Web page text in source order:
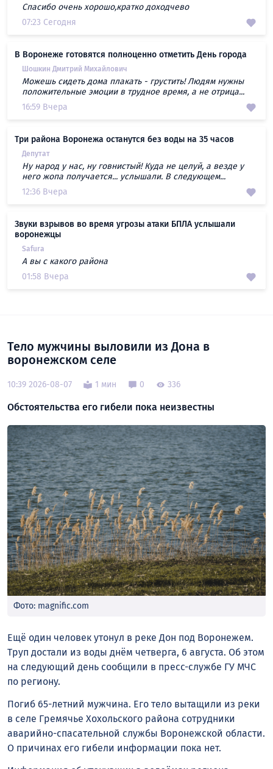
Спасибо очень хорошо,кратко доходчево
07:23 Сегодня
В Воронеже готовятся полноценно отметить День города
Шошкин Дмитрий Михайлович
Можешь сидеть дома плакать - грустить! Людям нужны
положительные эмоции в трудное время, а не отрица...
16:59 Вчера
Три района Воронежа останутся без воды на 35 часов
Депутат
Ну народ у нас, ну говнистый! Куда не целуй, а везде у
него жопа получается... услышали. В следующем...
12:36 Вчера
Звуки взрывов во время угрозы атаки БПЛА услышали
воронежцы
Safura
А вы с какого района
01:58 Вчера
Тело мужчины выловили из Дона в
воронежском селе
10:39 2026-08-07 1 мин 0 336
Обстоятельства его гибели пока неизвестны
Фото: magnific.com
Ещё один человек утонул в реке Дон под Воронежем.
Труп достали из воды днём четверга, 6 августа. Об этом
на следующий день сообщили в пресс-службе ГУ МЧС
по региону.
Погиб 65-летний мужчина. Его тело вытащили из реки
в селе Гремячье Хохольского района сотрудники
аварийно-спасательной службы Воронежской области.
О причинах его гибели информации пока нет.